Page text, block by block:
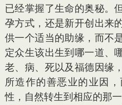
已经掌握了生命的奥秘。
孕方式，还是新开创出来
供一个适当的助缘，而不
定众生该出生到哪一道、
老、病、死以及福德因缘
所造作的善恶业的业因
性，自然转生到相应的那一